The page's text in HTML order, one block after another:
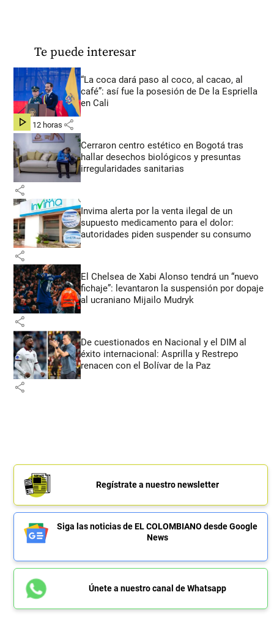
Te puede interesar
“La coca dará paso al coco, al cacao, al
café”: así fue la posesión de De la Espriella
en Cali
hace 12 horas share
Cerraron centro estético en Bogotá tras
hallar desechos biológicos y presuntas
irregularidades sanitarias
share
Invima alerta por la venta ilegal de un
supuesto medicamento para el dolor:
autoridades piden suspender su consumo
share
El Chelsea de Xabi Alonso tendrá un “nuevo
fichaje”: levantaron la suspensión por dopaje
al ucraniano Mijailo Mudryk
share
De cuestionados en Nacional y el DIM al
éxito internacional: Asprilla y Restrepo
renacen con el Bolívar de la Paz
share
Regístrate a nuestro newsletter
Siga las noticias de EL COLOMBIANO desde Google
News
Únete a nuestro canal de Whatsapp